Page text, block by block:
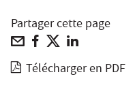
Partager cette page
Télécharger en PDF